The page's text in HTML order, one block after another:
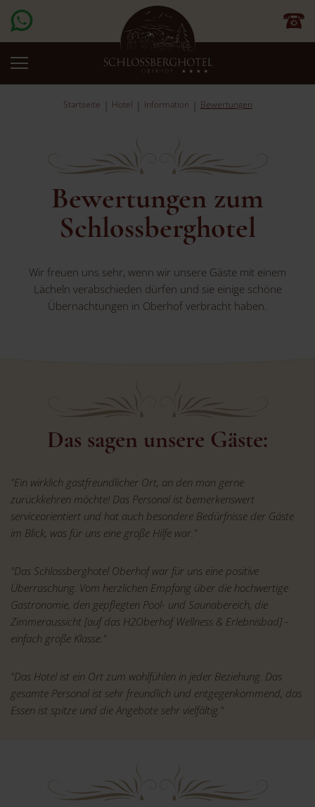
Startseite Hotel Information Bewertungen
Bewertungen zum
Schlossberghotel
Wir freuen uns sehr, wenn wir unsere Gäste mit einem
Lächeln verabschieden dürfen und sie einige schöne
Übernachtungen in Oberhof verbracht haben.
Das sagen unsere Gäste:
"Ein wirklich gastfreundlicher Ort, an den man gerne
zurückkehren möchte! Das Personal ist bemerkenswert
serviceorientiert und hat auch besondere Bedürfnisse der Gäste
im Blick, was für uns eine große Hilfe war."
"Das Schlossberghotel Oberhof war für uns eine positive
Überraschung. Vom herzlichen Empfang über die hochwertige
Gastronomie, den gepflegten Pool- und Saunabereich, die
Zimmeraussicht [auf das H2Oberhof Wellness & Erlebnisbad] -
einfach große Klasse."
"Das Hotel ist ein Ort zum wohlfühlen in jeder Beziehung. Das
gesamte Personal ist sehr freundlich und entgegenkommend, das
Essen ist spitze und die Angebote sehr vielfältig ."